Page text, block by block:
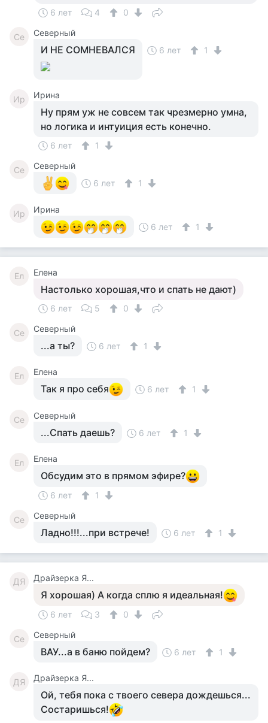
6 лет 4 0
Се Северный
И НЕ СОМНЕВАЛСЯ 6 лет 1
Ир Ирина
Ну прям уж не совсем так чрезмерно умна,
но логика и интуиция есть конечно.
6 лет 1
Се
Северный
6 лет
1
Ир
Ирина
6 лет
1
Ел Елена
Настолько хорошая,что и спать не дают)
6 лет 5 0
Се Северный
...а ты? 6 лет 1
Ел Елена
Так я про себя 6 лет 1
Се Северный
...Спать даешь? 6 лет 1
Ел Елена
Обсудим это в прямом эфире?
6 лет 1
Се Северный
Ладно!!!...при встрече! 6 лет 1
ДЯ Драйзерка Я...
Я хорошая) А когда сплю я идеальная!
6 лет 3 0
Се Северный
ВАУ...а в баню пойдем? 6 лет 1
ДЯ Драйзерка Я...
Ой, тебя пока с твоего севера дождешься...
Состаришься!